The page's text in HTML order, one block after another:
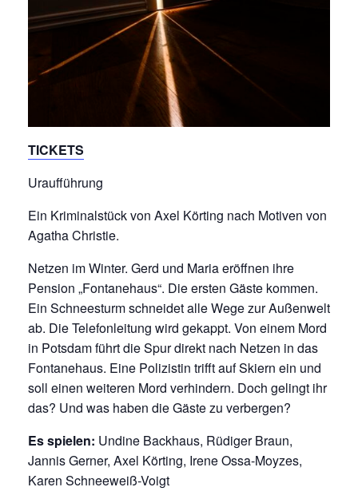
TICKETS
Uraufführung
Ein Kriminalstück von Axel Körting nach Motiven von
Agatha Christie.
Netzen im Winter. Gerd und Maria eröffnen ihre
Pension „Fontanehaus“. Die ersten Gäste kommen.
Ein Schneesturm schneidet alle Wege zur Außenwelt
ab. Die Telefonleitung wird gekappt. Von einem Mord
in Potsdam führt die Spur direkt nach Netzen in das
Fontanehaus. Eine Polizistin trifft auf Skiern ein und
soll einen weiteren Mord verhindern. Doch gelingt ihr
das? Und was haben die Gäste zu verbergen?
Es spielen: Undine Backhaus, Rüdiger Braun,
Jannis Gerner, Axel Körting, Irene Ossa-Moyzes,
Karen Schneeweiß-Voigt